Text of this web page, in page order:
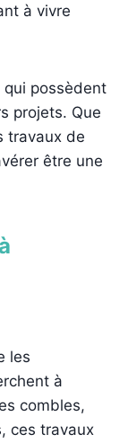
à vivre
possèdent
projets. Que
travaux de
être une
les
à
combles,
ces travaux